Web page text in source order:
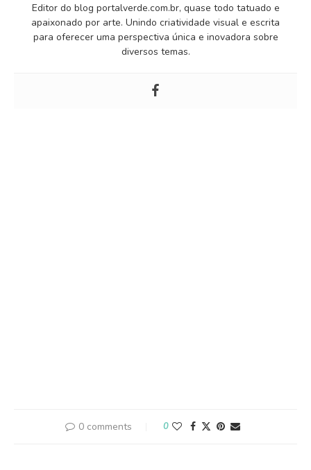
Editor do blog portalverde.com.br, quase todo tatuado e
apaixonado por arte. Unindo criatividade visual e escrita
para oferecer uma perspectiva única e inovadora sobre
diversos temas.
0 comments 0